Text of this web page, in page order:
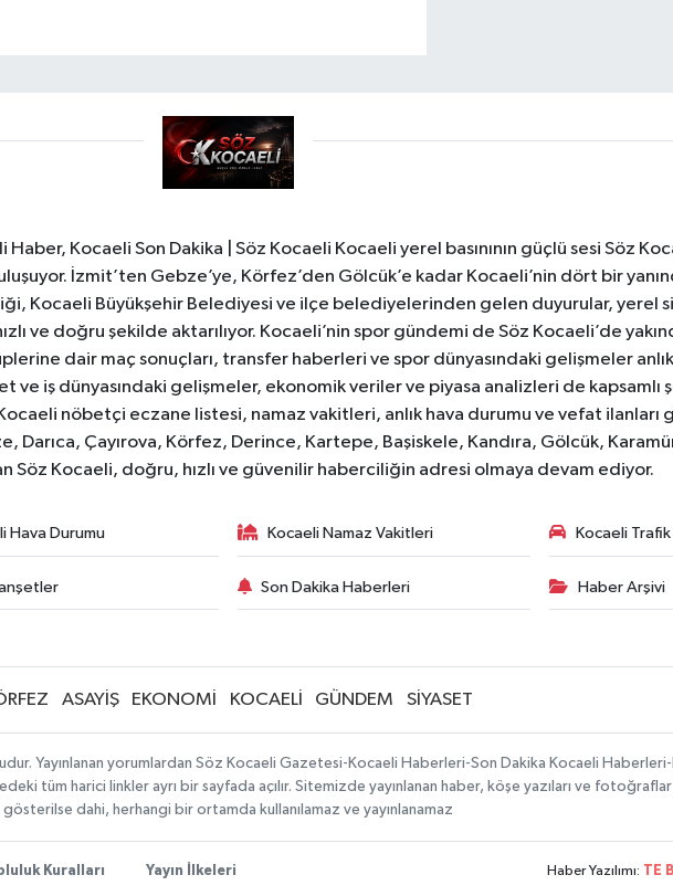
Kocaeli Son Dakika | Söz Kocaeli Kocaeli yerel basınının güçlü sesi Söz
İzmit’ten Gebze’ye, Körfez’den Gölcük’e kadar Kocaeli’nin dört bir
Kocaeli Büyükşehir Belediyesi ve ilçe belediyelerinden gelen duyurular, yerel
ve doğru şekilde aktarılıyor. Kocaeli’nin spor gündemi de Söz Kocaeli’de
dair maç sonuçları, transfer haberleri ve spor dünyasındaki gelişmeler
iş dünyasındaki gelişmeler, ekonomik veriler ve piyasa analizleri de kapsamlı
Kocaeli nöbetçi eczane listesi, namaz vakitleri, anlık hava durumu ve vefat
Çayırova, Körfez, Derince, Kartepe, Başiskele, Kandıra, Gölcük,
Söz Kocaeli, doğru, hızlı ve güvenilir haberciliğin adresi olmaya devam ediyor.
Hava Durumu Kocaeli Namaz Vakitleri Kocaeli
Son Dakika Haberleri Haber Arşivi
ASAYİŞ EKONOMİ KOCAELİ GÜNDEM SİYASET
Yayınlanan yorumlardan Söz Kocaeli Gazetesi-Kocaeli Haberleri-Son Dakika Kocaeli
tüm harici linkler ayrı bir sayfada açılır. Sitemizde yayınlanan haber, köşe yazıları ve fotoğraflar
gösterilse dahi, herhangi bir ortamda kullanılamaz ve yayınlanamaz
Kuralları Yayın İlkeleri Haber Yazılımı: TE